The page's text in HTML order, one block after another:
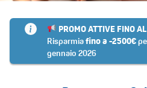
PROMO ATTIVE FINO
Risparmiafino a -2500€
gennaio 2026